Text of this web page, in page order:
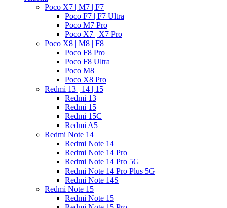
Poco X7 | M7 | F7
Poco F7 | F7 Ultra
Poco M7 Pro
Poco X7 | X7 Pro
Poco X8 | M8 | F8
Poco F8 Pro
Poco F8 Ultra
Poco M8
Poco X8 Pro
Redmi 13 | 14 | 15
Redmi 13
Redmi 15
Redmi 15C
Redmi A5
Redmi Note 14
Redmi Note 14
Redmi Note 14 Pro
Redmi Note 14 Pro 5G
Redmi Note 14 Pro Plus 5G
Redmi Note 14S
Redmi Note 15
Redmi Note 15